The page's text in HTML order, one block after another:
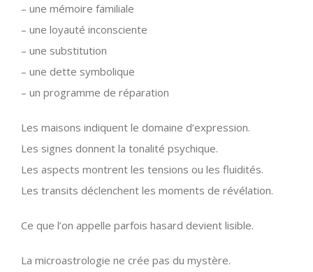
– une mémoire familiale
– une loyauté inconsciente
– une substitution
– une dette symbolique
– un programme de réparation
Les maisons indiquent le domaine d’expression.
Les signes donnent la tonalité psychique.
Les aspects montrent les tensions ou les fluidités.
Les transits déclenchent les moments de révélation.
Ce que l’on appelle parfois hasard devient lisible.
La microastrologie ne crée pas du mystère.